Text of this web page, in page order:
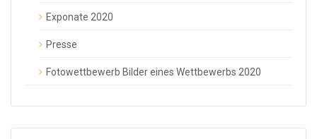
Exponate 2020
Presse
Fotowettbewerb Bilder eines Wettbewerbs 2020